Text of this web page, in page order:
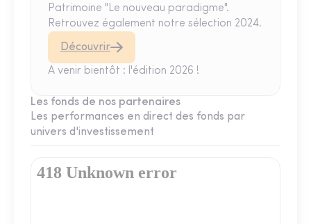
Patrimoine "Le nouveau paradigme".
Retrouvez également notre sélection 2024.
Découvrir
A venir bientôt : l'édition 2026 !
Les fonds de nos partenaires
Les performances en direct des fonds par
univers d'investissement